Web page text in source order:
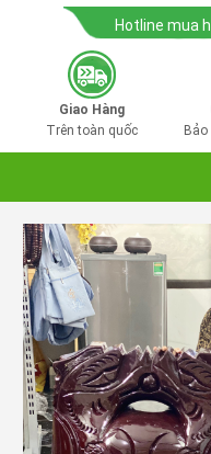
Hotline mua
Giao Hàng
Trên toàn quốc